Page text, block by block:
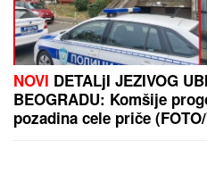
SIN BRUTALNO TUKAO